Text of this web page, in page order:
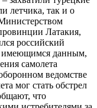
летчика, так и о
Латакия,
российский
имеющимся данным,
самолета
ведомстве
мог стать обстрел
что